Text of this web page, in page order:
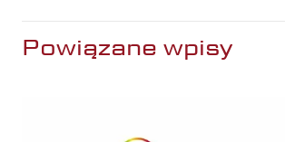
Powiązane wpisy